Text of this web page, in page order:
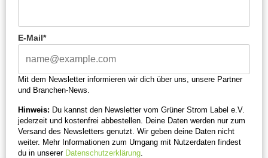
E-Mail*
Mit dem Newsletter informieren wir dich über uns, unsere Partner
und Branchen-News.
Hinweis: Du kannst den Newsletter vom Grüner Strom Label e.V.
jederzeit und kostenfrei abbestellen. Deine Daten werden nur zum
Versand des Newsletters genutzt. Wir geben deine Daten nicht
weiter. Mehr Informationen zum Umgang mit Nutzerdaten findest
du in unserer Datenschutzerklärung